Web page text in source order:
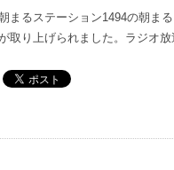
まるステーション1494の朝ま
取り上げられました。ラジオ